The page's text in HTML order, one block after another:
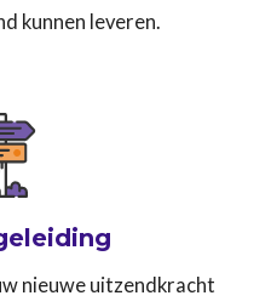
kunnen leveren.
nieuwe uitzendkracht